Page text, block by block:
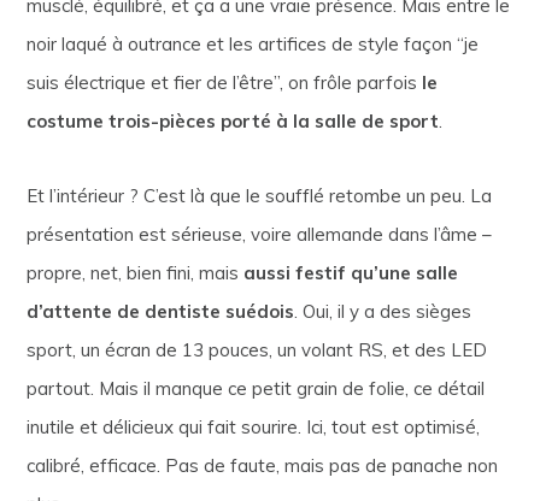
musclé, équilibré, et ça a une vraie présence. Mais entre le
noir laqué à outrance et les artifices de style façon “je
suis électrique et fier de l’être”, on frôle parfois le
costume trois-pièces porté à la salle de sport.
Et l’intérieur ? C’est là que le soufflé retombe un peu. La
présentation est sérieuse, voire allemande dans l’âme –
propre, net, bien fini, mais aussi festif qu’une salle
d’attente de dentiste suédois. Oui, il y a des sièges
sport, un écran de 13 pouces, un volant RS, et des LED
partout. Mais il manque ce petit grain de folie, ce détail
inutile et délicieux qui fait sourire. Ici, tout est optimisé,
calibré, efficace. Pas de faute, mais pas de panache non